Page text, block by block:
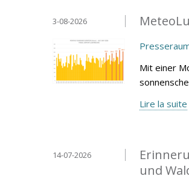
3-08-2026
Mit einer
Lire la suite
und
14-07-2026